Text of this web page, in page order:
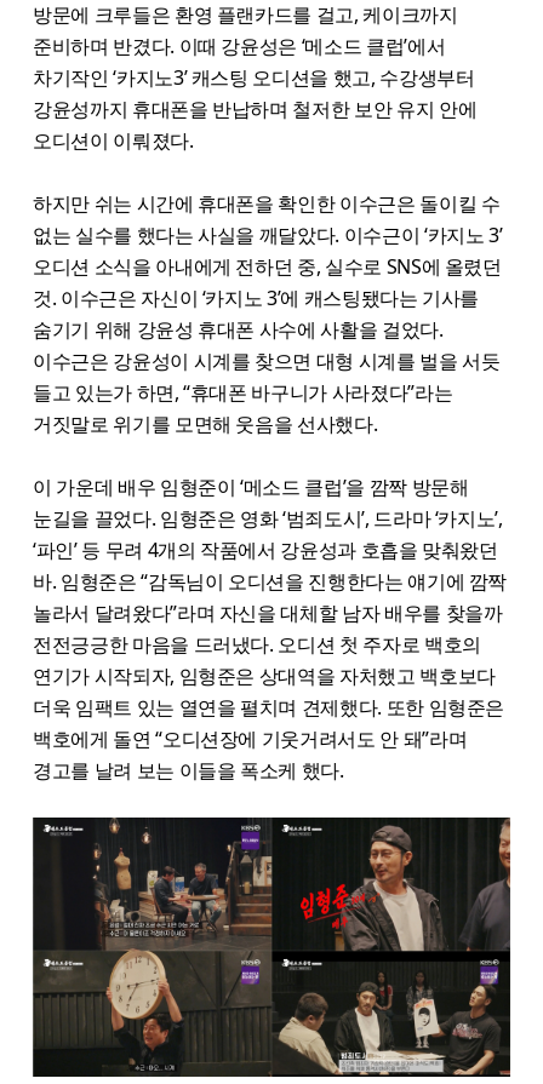
방문에 크루들은 환영 플랜카드를 걸고, 케이크까지
준비하며 반겼다. 이때 강윤성은 ‘메소드 클럽’에서
차기작인 ‘카지노3’ 캐스팅 오디션을 했고, 수강생부터
강윤성까지 휴대폰을 반납하며 철저한 보안 유지 안에
오디션이 이뤄졌다.
하지만 쉬는 시간에 휴대폰을 확인한 이수근은 돌이킬 수
없는 실수를 했다는 사실을 깨달았다. 이수근이 ‘카지노 3’
오디션 소식을 아내에게 전하던 중, 실수로 SNS에 올렸던
것. 이수근은 자신이 ‘카지노 3’에 캐스팅됐다는 기사를
숨기기 위해 강윤성 휴대폰 사수에 사활을 걸었다.
이수근은 강윤성이 시계를 찾으면 대형 시계를 벌을 서듯
들고 있는가 하면, “휴대폰 바구니가 사라졌다”라는
거짓말로 위기를 모면해 웃음을 선사했다.
이 가운데 배우 임형준이 ‘메소드 클럽’을 깜짝 방문해
눈길을 끌었다. 임형준은 영화 ‘범죄도시’, 드라마 ‘카지노’,
‘파인’ 등 무려 4개의 작품에서 강윤성과 호흡을 맞춰왔던
바. 임형준은 “감독님이 오디션을 진행한다는 얘기에 깜짝
놀라서 달려왔다”라며 자신을 대체할 남자 배우를 찾을까
전전긍긍한 마음을 드러냈다. 오디션 첫 주자로 백호의
연기가 시작되자, 임형준은 상대역을 자처했고 백호보다
더욱 임팩트 있는 열연을 펼치며 견제했다. 또한 임형준은
백호에게 돌연 “오디션장에 기웃거려서도 안 돼”라며
경고를 날려 보는 이들을 폭소케 했다.